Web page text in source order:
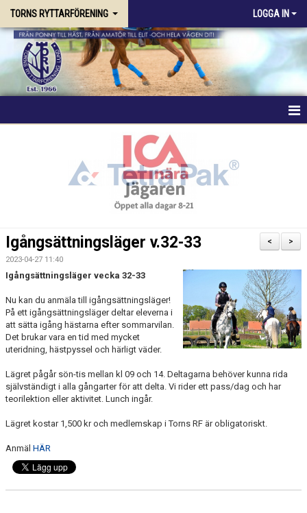
TORNS RYTTARFÖRENING LOGGA IN
STALLPLATS
ANLÄGGNING
RIDHUSKALENDER
KONTAKT
KLUBBSHOP
MEDLEMSKAP
>
<
Igångsättningsläger v.32-33
2023-04-27 11:40
Igångsättningsläger vecka 32-33
Nu kan du anmäla till igångsättningsläger!
På ett igångsättningsläger deltar eleverna i
att sätta igång hästarna efter sommarvilan.
Det brukar vara en tid med mycket
uteridning, hästpyssel och härligt väder.
Lägret pågår sön-tis mellan kl 09 och 14. Deltagarna behöver kunna rida
självständigt i alla gångarter för att delta. Vi rider ett pass/dag och har
teorilektion eller aktivitet. Lunch ingår.
Lägret kostar 1,500 kr och medlemskap i Torns RF är obligatoriskt.
Anmäl HÄR